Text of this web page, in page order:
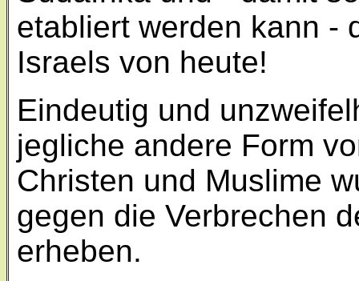
etabliert werden kann -
Israels von heute!
Eindeutig und
jegliche andere Form
Christen und Muslime
gegen die Verbrechen
erheben.